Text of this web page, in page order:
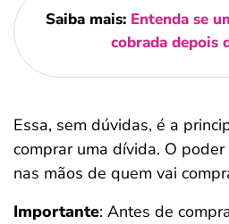
Saiba mais: Entenda se
cobrada depois
Essa, sem dúvidas, é a
comprar uma dívida. O
nas mãos de quem vai
Importante: Antes de